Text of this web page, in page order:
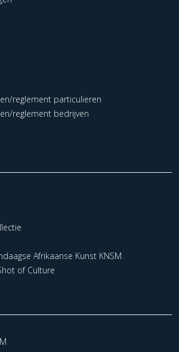
reglement particulieren
reglement bedrijven
Afrikaanse Kunst KNSM
of Culture